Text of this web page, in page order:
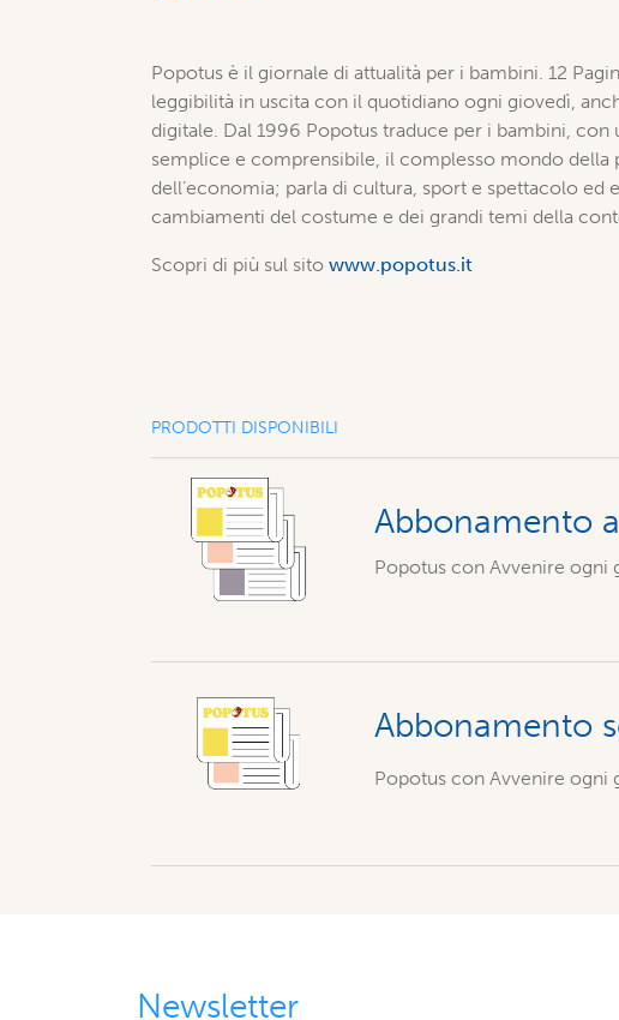
Popotus è il giornale di attualità per i bambini. 12
leggibilità in uscita con il quotidiano ogni giovedì,
digitale. Dal 1996 Popotus traduce per i bambini, con
semplice e comprensibile, il complesso mondo della
dell’economia; parla di cultura, sport e spettacolo ed
cambiamenti del costume e dei grandi temi della
Scopri di più sul sito www.popotus.it
PRODOTTI DISPONIBILI
Abbonamento
Popotus con Avvenire ogni
Abbonamento
Popotus con Avvenire ogni
Newsletter